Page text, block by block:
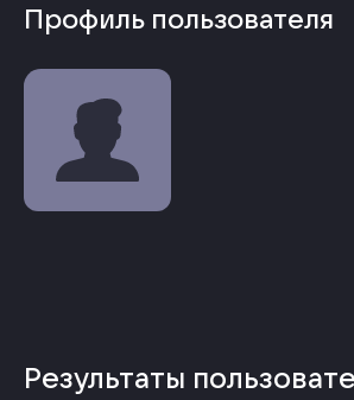
Профиль пользователя
Результаты